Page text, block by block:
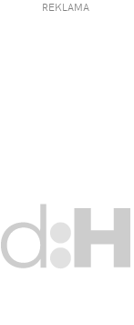
REKLAMA